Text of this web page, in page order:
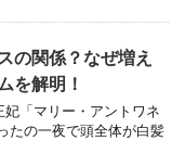
の関係？なぜ増え
を解明！
「マリー・アントワネ
たの一夜で頭全体が白髪